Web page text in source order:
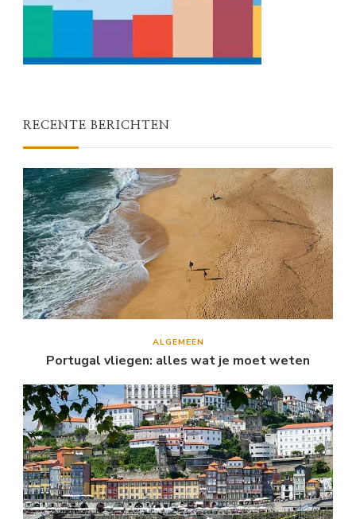
RECENTE BERICHTEN
ALGEMEEN
Portugal vliegen: alles wat je moet weten